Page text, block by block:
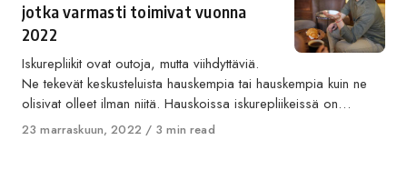
jotka varmasti toimivat vuonna
2022
Iskurepliikit ovat outoja, mutta viihdyttäviä.
Ne tekevät keskusteluista hauskempia tai hauskempia kuin ne
olisivat olleet ilman niitä. Hauskoissa iskurepliikeissä on…
Published
23 marraskuun, 2022 3 min read